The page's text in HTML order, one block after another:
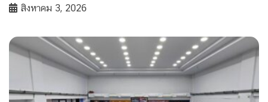
สิงหาคม 3, 2026